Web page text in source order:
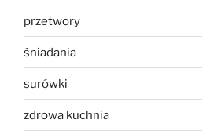
przetwory
śniadania
surówki
zdrowa kuchnia